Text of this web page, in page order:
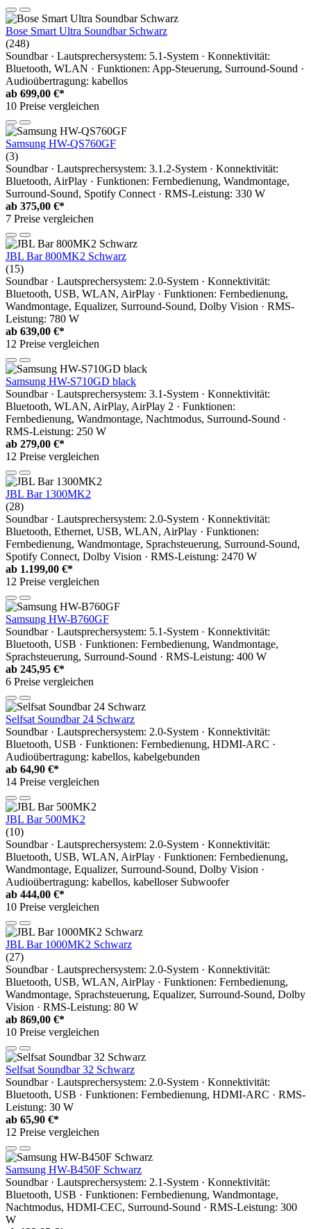
Bose Smart Ultra Soundbar Schwarz
(248)
Soundbar · Lautsprechersystem: 5.1-System · Konnektivität:
Bluetooth, WLAN · Funktionen: App-Steuerung, Surround-Sound ·
Audioübertragung: kabellos
ab 699,00 €*
10 Preise vergleichen
Samsung HW-QS760GF
(3)
Soundbar · Lautsprechersystem: 3.1.2-System · Konnektivität:
Bluetooth, AirPlay · Funktionen: Fernbedienung, Wandmontage,
Surround-Sound, Spotify Connect · RMS-Leistung: 330 W
ab 375,00 €*
7 Preise vergleichen
JBL Bar 800MK2 Schwarz
(15)
Soundbar · Lautsprechersystem: 2.0-System · Konnektivität:
Bluetooth, USB, WLAN, AirPlay · Funktionen: Fernbedienung,
Wandmontage, Equalizer, Surround-Sound, Dolby Vision · RMS-
Leistung: 780 W
ab 639,00 €*
12 Preise vergleichen
Samsung HW-S710GD black
Soundbar · Lautsprechersystem: 3.1-System · Konnektivität:
Bluetooth, WLAN, AirPlay, AirPlay 2 · Funktionen:
Fernbedienung, Wandmontage, Nachtmodus, Surround-Sound ·
RMS-Leistung: 250 W
ab 279,00 €*
12 Preise vergleichen
JBL Bar 1300MK2
(28)
Soundbar · Lautsprechersystem: 2.0-System · Konnektivität:
Bluetooth, Ethernet, USB, WLAN, AirPlay · Funktionen:
Fernbedienung, Wandmontage, Sprachsteuerung, Surround-Sound,
Spotify Connect, Dolby Vision · RMS-Leistung: 2470 W
ab 1.199,00 €*
12 Preise vergleichen
Samsung HW-B760GF
Soundbar · Lautsprechersystem: 5.1-System · Konnektivität:
Bluetooth, USB · Funktionen: Fernbedienung, Wandmontage,
Sprachsteuerung, Surround-Sound · RMS-Leistung: 400 W
ab 245,95 €*
6 Preise vergleichen
Selfsat Soundbar 24 Schwarz
Soundbar · Lautsprechersystem: 2.0-System · Konnektivität:
Bluetooth, USB · Funktionen: Fernbedienung, HDMI-ARC ·
Audioübertragung: kabellos, kabelgebunden
ab 64,90 €*
14 Preise vergleichen
JBL Bar 500MK2
(10)
Soundbar · Lautsprechersystem: 2.0-System · Konnektivität:
Bluetooth, USB, WLAN, AirPlay · Funktionen: Fernbedienung,
Wandmontage, Equalizer, Surround-Sound, Dolby Vision ·
Audioübertragung: kabellos, kabelloser Subwoofer
ab 444,00 €*
10 Preise vergleichen
JBL Bar 1000MK2 Schwarz
(27)
Soundbar · Lautsprechersystem: 2.0-System · Konnektivität:
Bluetooth, USB, WLAN, AirPlay · Funktionen: Fernbedienung,
Wandmontage, Sprachsteuerung, Equalizer, Surround-Sound, Dolby
Vision · RMS-Leistung: 80 W
ab 869,00 €*
10 Preise vergleichen
Selfsat Soundbar 32 Schwarz
Soundbar · Lautsprechersystem: 2.0-System · Konnektivität:
Bluetooth, USB · Funktionen: Fernbedienung, HDMI-ARC · RMS-
Leistung: 30 W
ab 65,90 €*
12 Preise vergleichen
Samsung HW-B450F Schwarz
Soundbar · Lautsprechersystem: 2.1-System · Konnektivität:
Bluetooth, USB · Funktionen: Fernbedienung, Wandmontage,
Nachtmodus, HDMI-CEC, Surround-Sound · RMS-Leistung: 300
W